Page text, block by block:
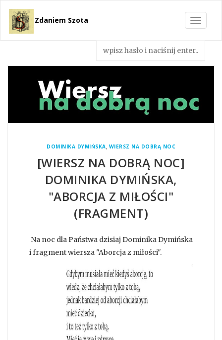
Toggle
Zdaniem Szota
DOMINIKA DYMIŃSKA, WIERSZ NA DOBRĄ NOC
[WIERSZ NA DOBRĄ NOC]
DOMINIKA DYMIŃSKA,
"ABORCJA Z MIŁOŚCI"
(FRAGMENT)
Na noc dla Państwa dzisiaj Dominika Dymińska
i fragment wiersza "Aborcja z miłości".